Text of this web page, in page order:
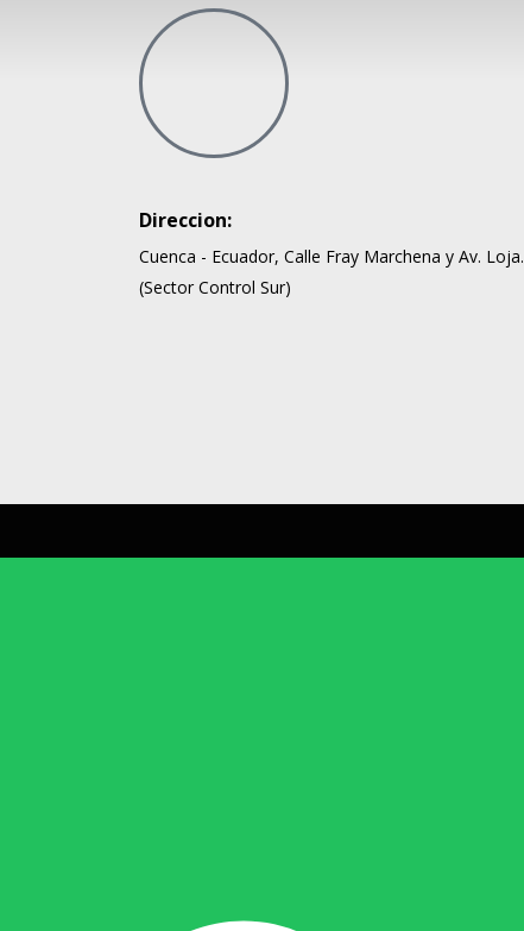
Direccion:
Cuenca - Ecuador, Calle Fray Marchena y Av. Loja.
(Sector Control Sur)